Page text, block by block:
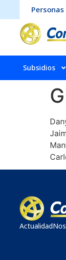
Personas
Subsidios
Actualidad